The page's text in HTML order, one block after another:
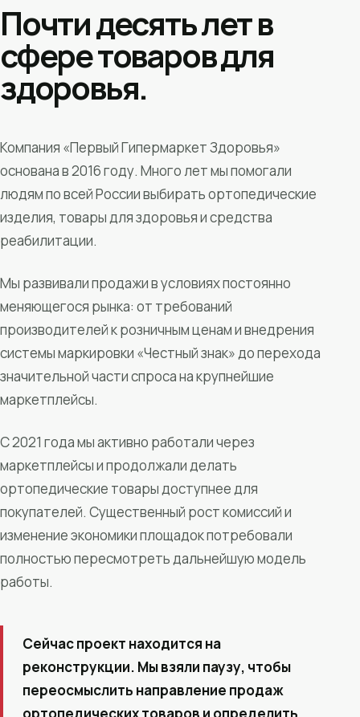
Почти десять лет в
сфере товаров для
здоровья.
Компания «Первый Гипермаркет Здоровья»
основана в 2016 году. Много лет мы помогали
людям по всей России выбирать ортопедические
изделия, товары для здоровья и средства
реабилитации.
Мы развивали продажи в условиях постоянно
меняющегося рынка: от требований
производителей к розничным ценам и внедрения
системы маркировки «Честный знак» до перехода
значительной части спроса на крупнейшие
маркетплейсы.
С 2021 года мы активно работали через
маркетплейсы и продолжали делать
ортопедические товары доступнее для
покупателей. Существенный рост комиссий и
изменение экономики площадок потребовали
полностью пересмотреть дальнейшую модель
работы.
Сейчас проект находится на
реконструкции. Мы взяли паузу, чтобы
переосмыслить направление продаж